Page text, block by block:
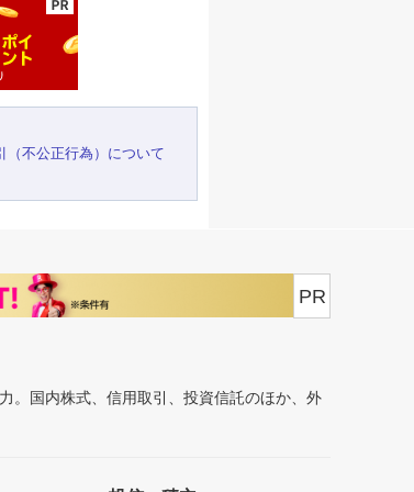
（不公正行為）について
PR
。国内株式、信用取引、投資信託のほか、外